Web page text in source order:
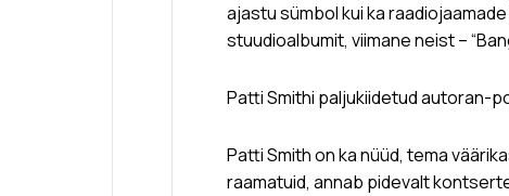
ajastu sümbol kui ka raadiojaamade
stuudioalbumit, viimane neist –
Patti Smithi paljukiidetud autoran-
Patti Smith on ka nüüd, tema
raamatuid, annab pidevalt